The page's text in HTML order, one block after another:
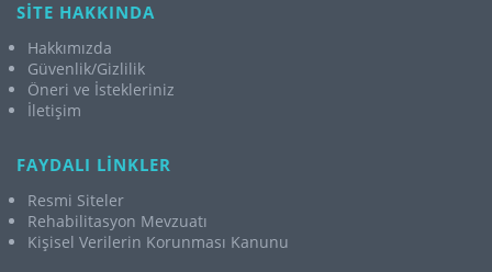
SİTE HAKKINDA
Hakkımızda
Güvenlik/Gizlilik
Öneri ve İstekleriniz
İletişim
FAYDALI LİNKLER
Resmi Siteler
Rehabilitasyon Mevzuatı
Kişisel Verilerin Korunması Kanunu